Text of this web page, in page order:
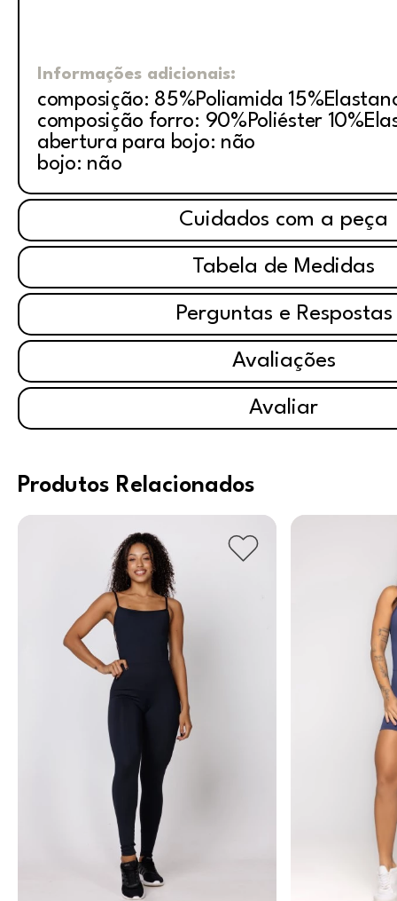
Informações adicionais:
composição: 85%Poliamida
composição forro: 90%Poliéster
abertura para bojo: não
bojo: não
Cuidados com a peça
Tabela de Medidas
Perguntas e Respostas
Avaliações
Avaliar
Produtos Relacionados